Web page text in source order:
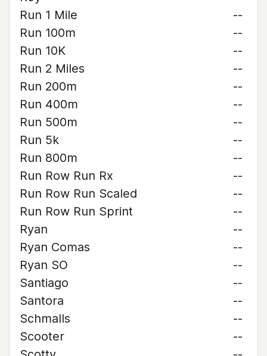
Run 1 Mile
--
Run 100m
--
Run 10K
--
Run 2 Miles
--
Run 200m
--
Run 400m
--
Run 500m
--
Run 5k
--
Run 800m
--
Run Row Run Rx
--
Run Row Run Scaled
--
Run Row Run Sprint
--
Ryan
--
Ryan Comas
--
Ryan SO
--
Santiago
--
Santora
--
Schmalls
--
Scooter
--